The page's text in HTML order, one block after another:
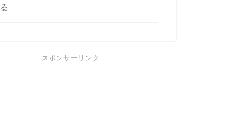
る
スポンサーリンク